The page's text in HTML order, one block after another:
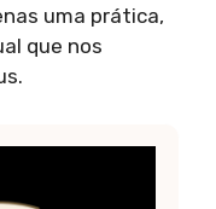
uma prática,
que nos